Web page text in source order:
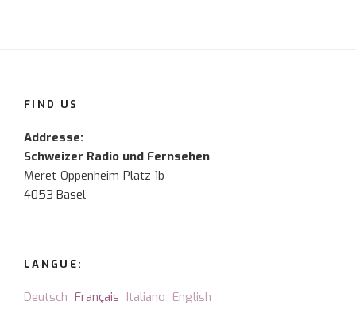
FIND US
Addresse:
Schweizer Radio und Fernsehen
Meret-Oppenheim-Platz 1b
4053 Basel
LANGUE:
Deutsch Français Italiano English